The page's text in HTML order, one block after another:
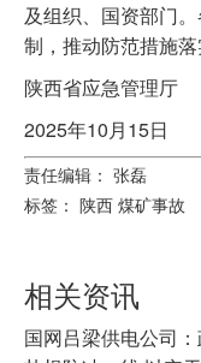
及组织、国资部门
制，推动防范措施落
陕西省应急管理厅
2025年10月15日
责任编辑： 张磊
标签： 陕西 煤矿事故
相关资讯
国网吕梁供电公司